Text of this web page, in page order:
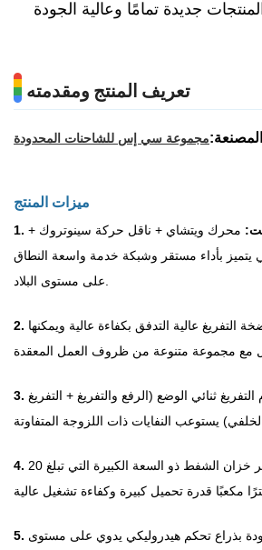
تعريف المنتج ومقدمته
مجموعة سي إس للشاحنات المحدودة
ميزات المنتج
1. محرك ويتشاي + ناقل حركة سينوتروك +
يتميز بأداء مستقر وشبكة خدمة واسعة النطاق
التفريغ عالية التدفق بكفاءة عالية ويمكنها
التفريغ ثنائي الوضع (الرفع والتفريغ + التفريغ
يوفر خزان الشفط ذو السعة الكبيرة التي تبلغ 20
بذراع تحكم هيدروليكي يدوي على مستوى